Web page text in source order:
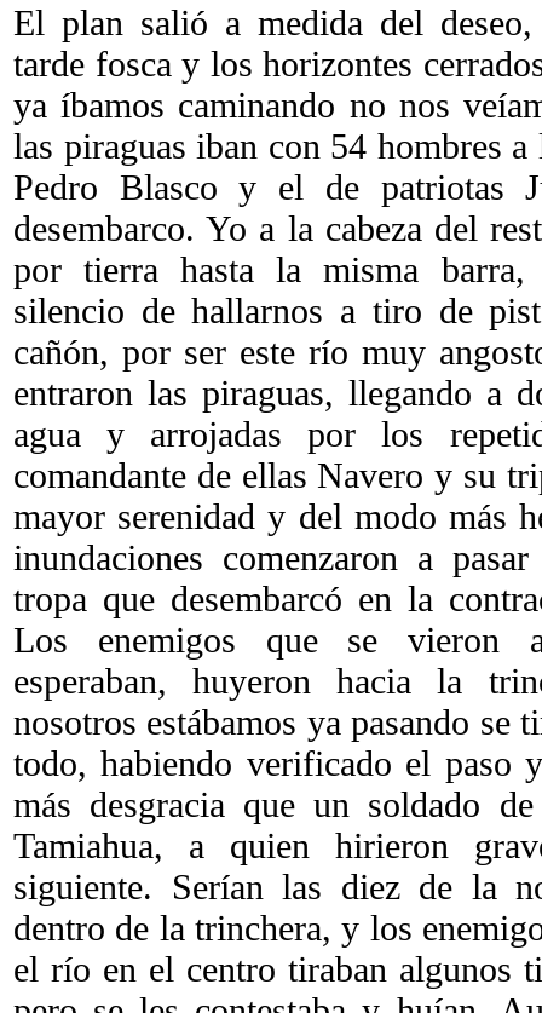
El plan salió a medida del
tarde fosca y los horizontes
ya íbamos caminando no nos
las piraguas iban con 54 hombres
Pedro Blasco y el de patriotas
desembarco. Yo a la cabeza del
por tierra hasta la misma
silencio de hallarnos a tiro de
cañón, por ser este río muy
entraron las piraguas, llegando a
agua y arrojadas por los
comandante de ellas Navero y su
mayor serenidad y del modo más
inundaciones comenzaron a
tropa que desembarcó en la
Los enemigos que se vieron
esperaban, huyeron hacia la
nosotros estábamos ya pasando se
todo, habiendo verificado el paso
más desgracia que un soldado
Tamiahua, a quien hirieron
siguiente. Serían las diez de la
dentro de la trinchera, y los
el río en el centro tiraban algunos